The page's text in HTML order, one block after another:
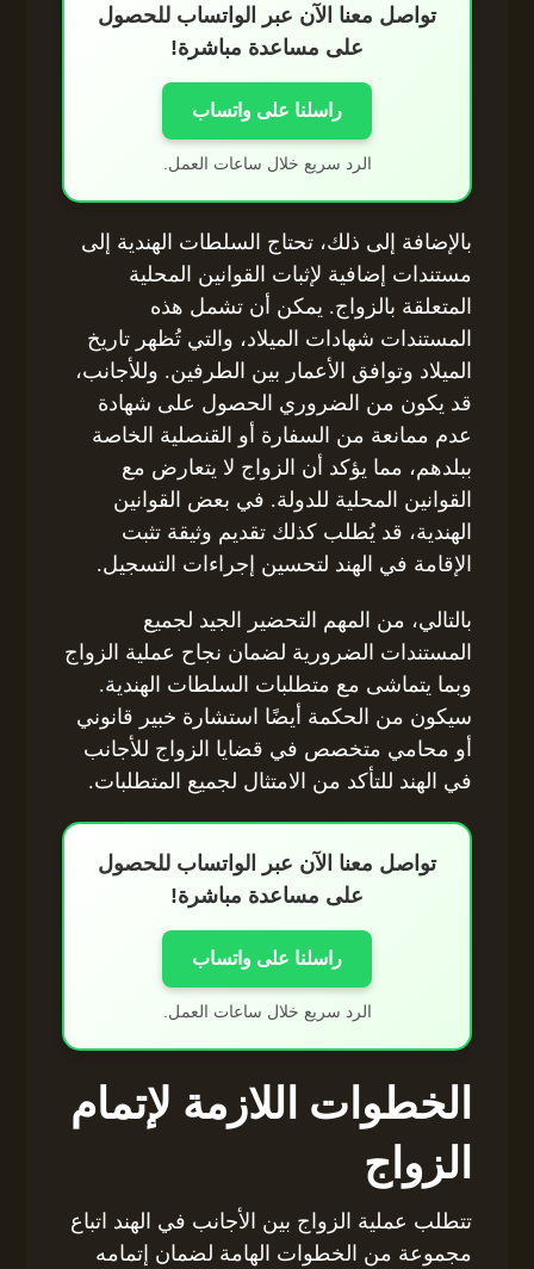
تواصل معنا الآن عبر الواتساب للحصول
على مساعدة مباشرة!
راسلنا على واتساب
الرد سريع خلال ساعات العمل.
بالإضافة إلى ذلك، تحتاج السلطات الهندية إلى
مستندات إضافية لإثبات القوانين المحلية
المتعلقة بالزواج. يمكن أن تشمل هذه
المستندات شهادات الميلاد، والتي تُظهر تاريخ
الميلاد وتوافق الأعمار بين الطرفين. وللأجانب،
قد يكون من الضروري الحصول على شهادة
عدم ممانعة من السفارة أو القنصلية الخاصة
ببلدهم، مما يؤكد أن الزواج لا يتعارض مع
القوانين المحلية للدولة. في بعض القوانين
الهندية، قد يُطلب كذلك تقديم وثيقة تثبت
الإقامة في الهند لتحسين إجراءات التسجيل.
بالتالي، من المهم التحضير الجيد لجميع
المستندات الضرورية لضمان نجاح عملية الزواج
وبما يتماشى مع متطلبات السلطات الهندية.
سيكون من الحكمة أيضًا استشارة خبير قانوني
أو محامي متخصص في قضايا الزواج للأجانب
في الهند للتأكد من الامتثال لجميع المتطلبات.
تواصل معنا الآن عبر الواتساب للحصول
على مساعدة مباشرة!
راسلنا على واتساب
الرد سريع خلال ساعات العمل.
الخطوات اللازمة لإتمام
الزواج
تتطلب عملية الزواج بين الأجانب في الهند اتباع
مجموعة من الخطوات الهامة لضمان إتمامه